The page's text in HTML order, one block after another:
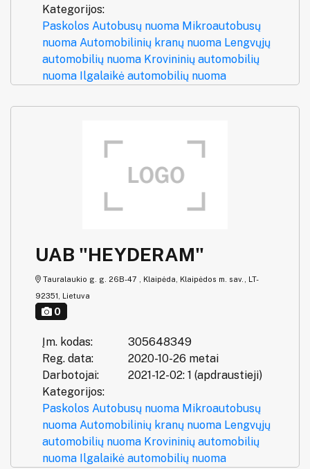
Kategorijos:
Paskolos Autobusų nuoma Mikroautobusų
nuoma Automobilinių kranų nuoma Lengvųjų
automobilių nuoma Krovininių automobilių
nuoma Ilgalaikė automobilių nuoma
UAB "HEYDERAM"
Tauralaukio g. g. 26B-47 , Klaipėda, Klaipėdos m. sav., LT-
92351, Lietuva
0
Įm. kodas:
305648349
Reg. data:
2020-10-26 metai
Darbotojai:
2021-12-02: 1 (apdraustieji)
Kategorijos:
Paskolos Autobusų nuoma Mikroautobusų
nuoma Automobilinių kranų nuoma Lengvųjų
automobilių nuoma Krovininių automobilių
nuoma Ilgalaikė automobilių nuoma